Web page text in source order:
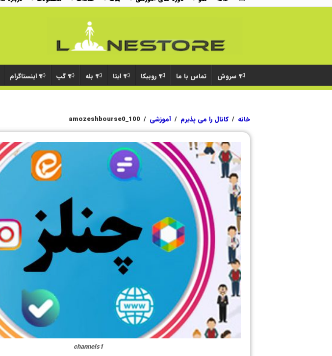
سروش تماس با ما روبیکا ایتا بله گپ اینستاگرام
خانه / کانال را می پذیرم / آموزشی /
amozeshbourse0_100
channels1